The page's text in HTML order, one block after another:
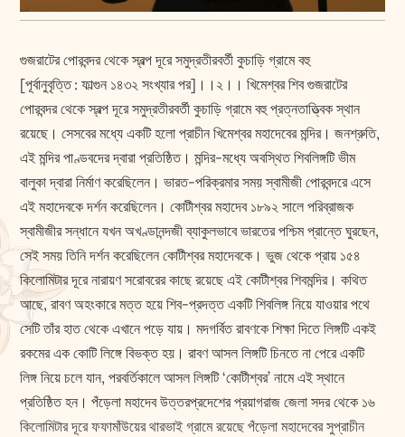
গুজরাটের পোরবন্দর থেকে স্বল্প দূরে সমুদ্রতীরবর্তী কুচাড়ি গ্রামে বহু
[পূর্বানুবৃত্তি : ফাল্গুন ১৪৩২ সংখ্যার পর]।।২।। খিমেশ্বর শিব গুজরাটের
পোরবন্দর থেকে স্বল্প দূরে সমুদ্রতীরবর্তী কুচাড়ি গ্রামে বহু প্রত্নতাত্ত্বিক স্থান
রয়েছে। সেসবের মধ্যে একটি হলো প্রাচীন খিমেশ্বর মহাদেবের মন্দির। জনশ্রুতি,
এই মন্দির পাণ্ডবদের দ্বারা প্রতিষ্ঠিত। মন্দির-মধ্যে অবস্থিত শিবলিঙ্গটি ভীম
বালুকা দ্বারা নির্মাণ করেছিলেন। ভারত-পরিক্রমার সময় স্বামীজী পোরবন্দরে এসে
এই মহাদেবকে দর্শন করেছিলেন। কোটীশ্বর মহাদেব ১৮৯২ সালে পরিব্রাজক
স্বামীজীর সন্ধানে যখন অখণ্ডানন্দজী ব্যাকুলভাবে ভারতের পশ্চিম প্রান্তে ঘুরছেন,
সেই সময় তিনি দর্শন করেছিলেন কোটীশ্বর মহাদেবকে। ভুজ থেকে প্রায় ১৫৪
কিলোমিটার দূরে নারায়ণ সরোবরের কাছে রয়েছে এই কোটীশ্বর শিবমন্দির। কথিত
আছে, রাবণ অহংকারে মত্ত হয়ে শিব-প্রদত্ত একটি শিবলিঙ্গ নিয়ে যাওয়ার পথে
সেটি তাঁর হাত থেকে এখানে পড়ে যায়। মদগর্বিত রাবণকে শিক্ষা দিতে লিঙ্গটি একই
রকমের এক কোটি লিঙ্গে বিভক্ত হয়। রাবণ আসল লিঙ্গটি চিনতে না পেরে একটি
লিঙ্গ নিয়ে চলে যান, পরবর্তিকালে আসল লিঙ্গটি ‘কোটীশ্বর’ নামে এই স্থানে
প্রতিষ্ঠিত হন। পঁড়েলা মহাদেব উত্তরপ্রদেশের প্রয়াগরাজ জেলা সদর থেকে ১৬
কিলোমিটার দূরে ফফামাঁউয়ের থারভাই গ্রামে রয়েছে পঁড়েলা মহাদেবের সুপ্রাচীন